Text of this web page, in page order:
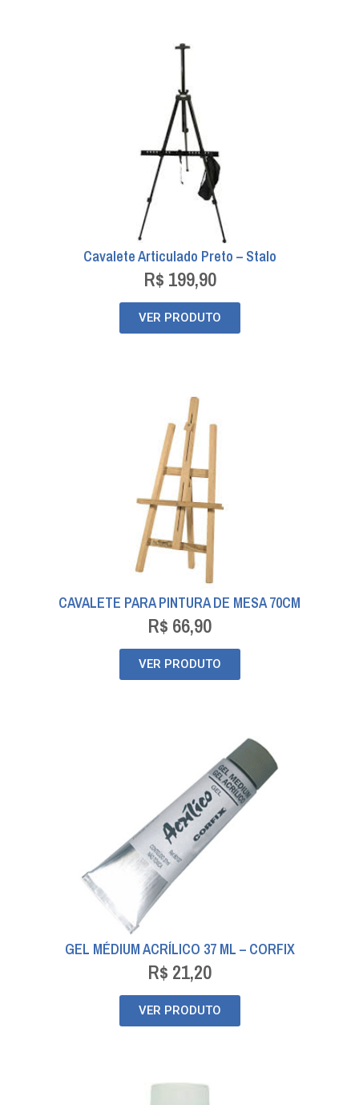
Cavalete Articulado Preto – Stalo
R$ 199,90
VER PRODUTO
CAVALETE PARA PINTURA DE MESA 70CM
R$ 66,90
VER PRODUTO
GEL MÉDIUM ACRÍLICO 37 ML – CORFIX
R$ 21,20
VER PRODUTO